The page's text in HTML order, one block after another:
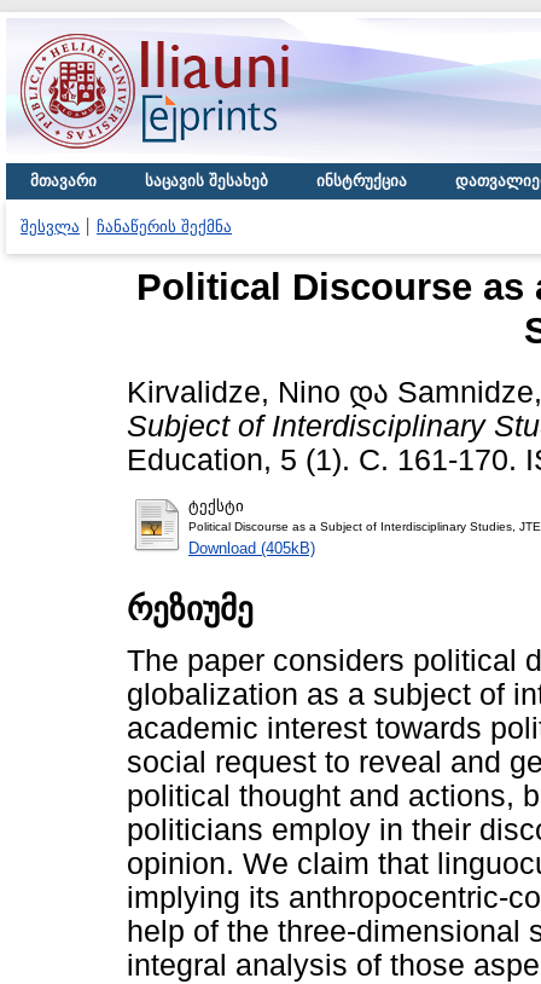
მთავარი საცავის შესახებ ინსტრუქცია
შესვლა ჩანაწერის შექმნა
Political Discourse
Kirvalidze, Nino და
Subject of Interdisciplinary
Education, 5 (1). С. 161-170.
ტექსტი
Political Discourse as a Subject of Interdisciplinary Studies,
Download (405kB)
რეზიუმე
The paper considers political
globalization as a subject of
academic interest towards
social request to reveal and
political thought and actions,
politicians employ in their
opinion. We claim that
implying its anthropocentric-
help of the three-dimensional
integral analysis of those